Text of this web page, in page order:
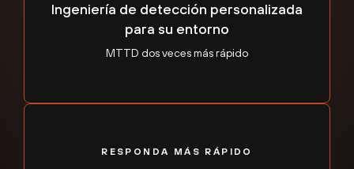
Ingeniería de detección personalizada
para su entorno
MTTD dos veces más rápido
RESPONDA MÁS RÁPIDO